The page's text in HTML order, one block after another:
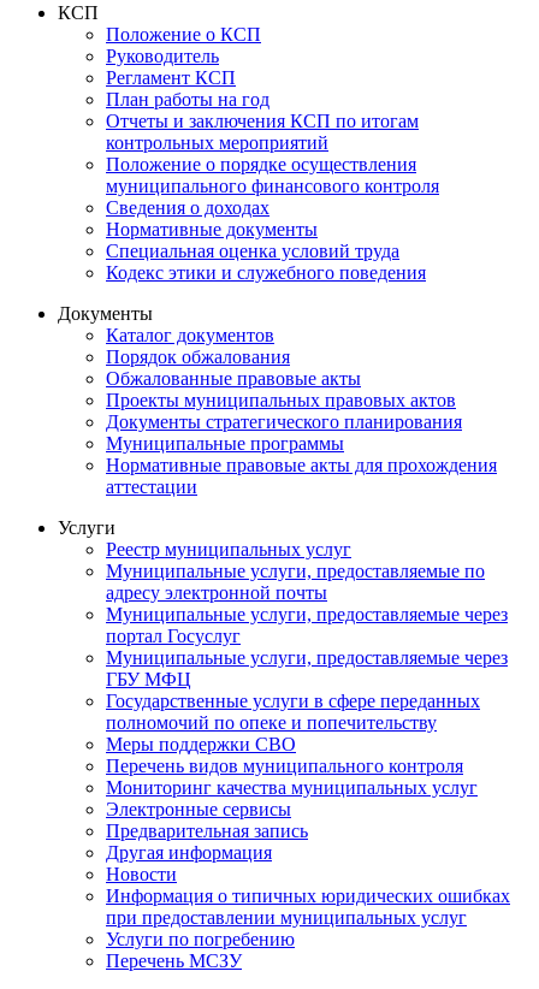
КСП
Положение о КСП
Руководитель
Регламент КСП
План работы на год
Отчеты и заключения КСП по итогам
контрольных мероприятий
Положение о порядке осуществления
муниципального финансового контроля
Сведения о доходах
Нормативные документы
Специальная оценка условий труда
Кодекс этики и служебного поведения
Документы
Каталог документов
Порядок обжалования
Обжалованные правовые акты
Проекты муниципальных правовых актов
Документы стратегического планирования
Муниципальные программы
Нормативные правовые акты для прохождения
аттестации
Услуги
Реестр муниципальных услуг
Муниципальные услуги, предоставляемые по
адресу электронной почты
Муниципальные услуги, предоставляемые через
портал Госуслуг
Муниципальные услуги, предоставляемые через
ГБУ МФЦ
Государственные услуги в сфере переданных
полномочий по опеке и попечительству
Меры поддержки СВО
Перечень видов муниципального контроля
Мониторинг качества муниципальных услуг
Электронные сервисы
Предварительная запись
Другая информация
Новости
Информация о типичных юридических ошибках
при предоставлении муниципальных услуг
Услуги по погребению
Перечень МСЗУ